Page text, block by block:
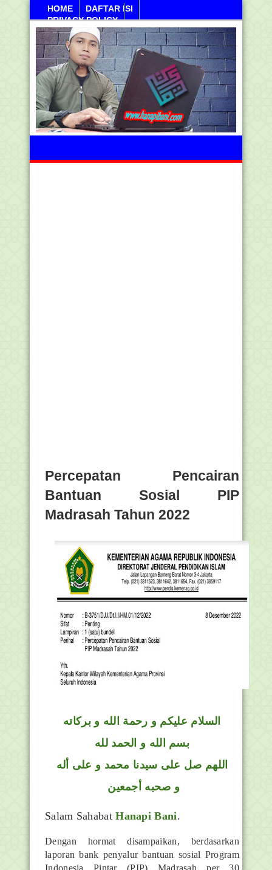
HOME
DAFTAR ISI
PRIVACY POLICY
Kamis, 06 Agustus 2026
Percepatan Pencairan
Bantuan Sosial PIP
Madrasah Tahun 2022
السلام عليكم و رحمة الله و بركاته
بسم الله و الحمد لله
اللهم صل على سيدنا محمد و على أله
و صحبه أجمعين
Salam SahabatHanapi Bani.
Dengan hormat disampaikan, berdasarkan
laporan bank penyalur bantuan sosial Program
Indonesia Pintar (PIP) Madrasah per 30